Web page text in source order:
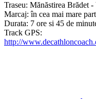
Traseu: Mănăstirea Brădet
Marcaj: în cea mai mare
Durata: 7 ore si 45 de
Track GPS:
http://